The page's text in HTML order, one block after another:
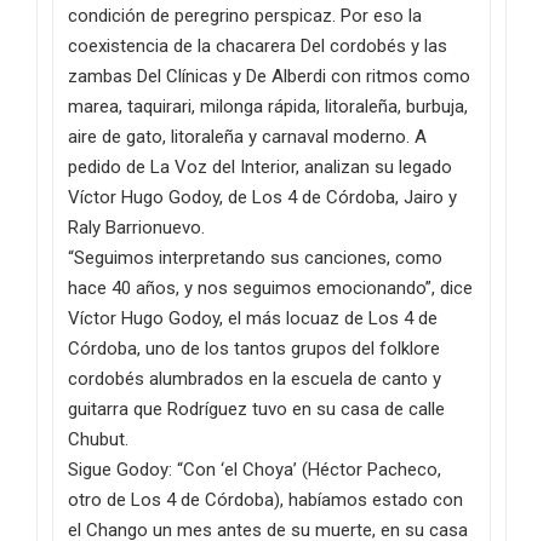
condición de peregrino perspicaz. Por eso la
coexistencia de la chacarera Del cordobés y las
zambas Del Clínicas y De Alberdi con ritmos como
marea, taquirari, milonga rápida, litoraleña, burbuja,
aire de gato, litoraleña y carnaval moderno. A
pedido de La Voz del Interior, analizan su legado
Víctor Hugo Godoy, de Los 4 de Córdoba, Jairo y
Raly Barrionuevo.
“Seguimos interpretando sus canciones, como
hace 40 años, y nos seguimos emocionando”, dice
Víctor Hugo Godoy, el más locuaz de Los 4 de
Córdoba, uno de los tantos grupos del folklore
cordobés alumbrados en la escuela de canto y
guitarra que Rodríguez tuvo en su casa de calle
Chubut.
Sigue Godoy: “Con ‘el Choya’ (Héctor Pacheco,
otro de Los 4 de Córdoba), habíamos estado con
el Chango un mes antes de su muerte, en su casa